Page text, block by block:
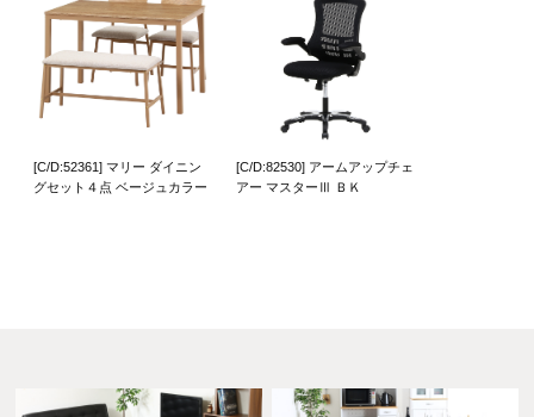
[C/D:52361] マリー ダイニン
グセット４点 ベージュカラー
[C/D:82530] アームアップチェ
アー マスターⅢ ＢＫ